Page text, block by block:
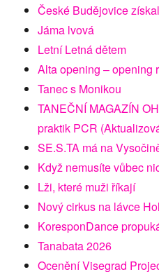
České Budějovice
Jáma lvová
Letní Letná dětem
Alta opening – opening
Tanec s Monikou
TANEČNÍ MAGAZÍN
praktik PCR
SE.S.TA má na
Když nemusíte vůbec
Lži, které muži říkají
Nový cirkus na lávce
KoresponDance
Tanabata 2026
Ocenění Visegrad